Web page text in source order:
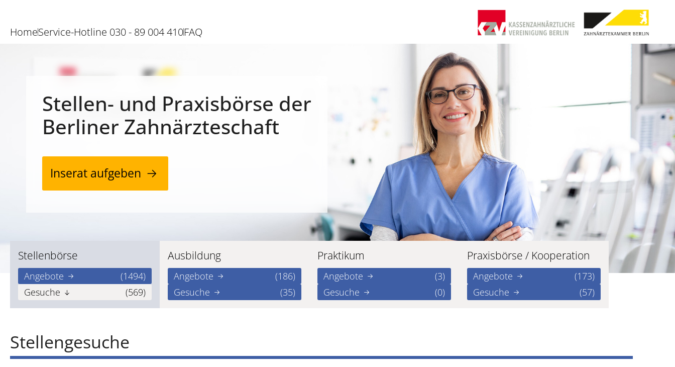
HomeService-Hotline 030 - 89 004 410FAQ
Stellen- und Praxisbörse der
Berliner Zahnärzteschaft
Inserat aufgeben
Stellenbörse
Angebote
(1494)
Gesuche
(569)
Ausbildung
Angebote
(186)
Gesuche
(35)
Praktikum
Angebote
(3)
Gesuche
(0)
Praxisbörse / Kooperation
Angebote
(173)
Gesuche
(57)
Stellengesuche